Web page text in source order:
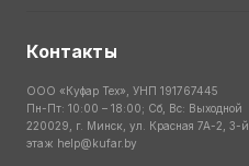
Контакты
ООО «Куфар Тех», УНП 191767445
Пн-Пт: 10:00 – 18:00; Сб, Вс: Выходной
220029, г. Минск, ул. Красная 7А-2, 3-й
этаж help@kufar.by